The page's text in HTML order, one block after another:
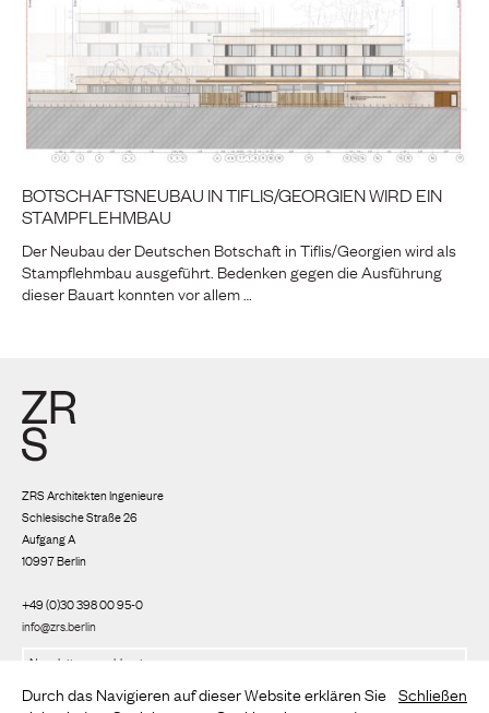
BOTSCHAFTSNEUBAU IN TIFLIS/GEORGIEN WIRD EIN
STAMPFLEHMBAU
Der Neubau der Deutschen Botschaft in Tiflis/Georgien wird als
Stampflehmbau ausgeführt. Bedenken gegen die Ausführung
dieser Bauart konnten vor allem …
ZRS Architekten Ingenieure
Schlesische Straße 26
Aufgang A
10997 Berlin
+49 (0)30 398 00 95-0
info@zrs.berlin
Wir nutzen Rapidmail Datenschutzbestimmungen
Durch das Navigieren auf dieser Website erklären Sie Schließen